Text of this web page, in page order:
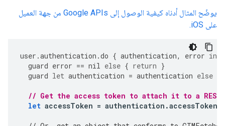
يوضّح المثال أدناه كيفية الوصول إلى Google APIs من جهة العميل
على iOS.
user .authentication .do { authentication, error in
guard error == nil else { return }
guard let authentication = authentication else
// Get the access token to attach it to a REST
let accessToken = authentication .accessToken